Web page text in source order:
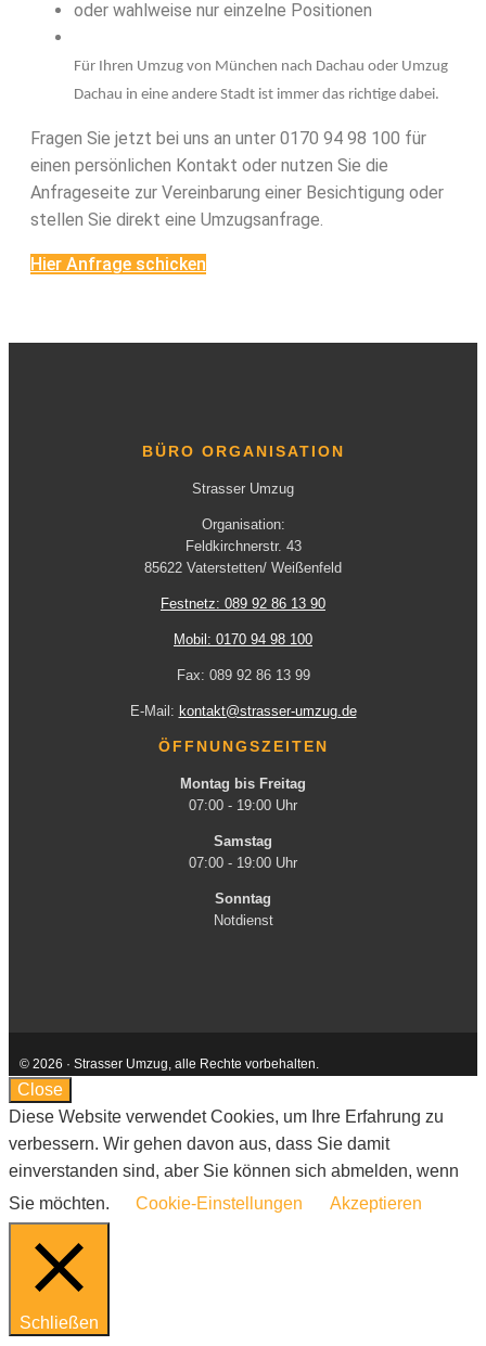
oder wahlweise nur einzelne Positionen
Für Ihren Umzug von München nach Dachau oder Umzug
Dachau in eine andere Stadt ist immer das richtige dabei.
Fragen Sie jetzt bei uns an unter 0170 94 98 100 für
einen persönlichen Kontakt oder nutzen Sie die
Anfrageseite zur Vereinbarung einer Besichtigung oder
stellen Sie direkt eine Umzugsanfrage.
Hier Anfrage schicken
BÜRO ORGANISATION
Strasser Umzug
Organisation:
Feldkirchnerstr. 43
85622 Vaterstetten/ Weißenfeld
Festnetz: 089 92 86 13 90
Mobil: 0170 94 98 100
Fax: 089 92 86 13 99
E-Mail: kontakt@strasser-umzug.de
ÖFFNUNGSZEITEN
Montag bis Freitag
07:00 - 19:00 Uhr
Samstag
07:00 - 19:00 Uhr
Sonntag
Notdienst
© 2026 · Strasser Umzug, alle Rechte vorbehalten.
Close
Diese Website verwendet Cookies, um Ihre Erfahrung zu
verbessern. Wir gehen davon aus, dass Sie damit
einverstanden sind, aber Sie können sich abmelden, wenn
Sie möchten.
Cookie-Einstellungen Akzeptieren
Schließen